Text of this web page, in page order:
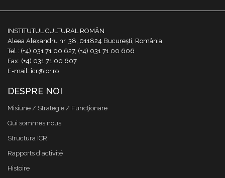
INSTITUTUL CULTURAL ROMÂN
Aleea Alexandru nr. 38, 011824 București, România
Tel.: (+4) 031 71 00 627, (+4) 031 71 00 606
Fax: (+4) 031 71 00 607
E-mail: icr@icr.ro
DESPRE NOI
Misiune / Strategie / Funcţionare
Qui sommes nous
Structura ICR
Rapports d'activité
Histoire